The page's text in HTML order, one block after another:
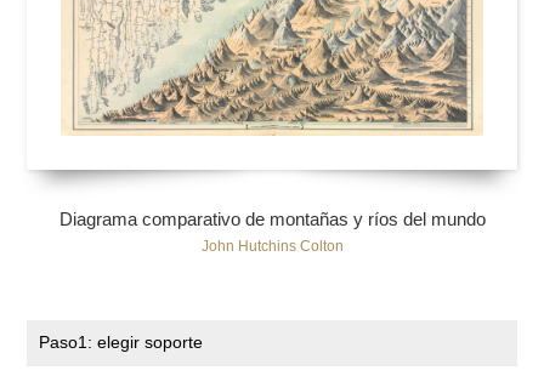
Diagrama comparativo de montañas y ríos del mundo
John Hutchins Colton
Paso1: elegir soporte